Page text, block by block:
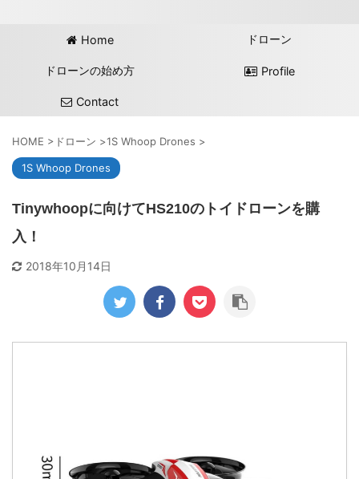
Home ドローン
ドローンの始め方 Profile
Contact
HOME > ドローン >1S Whoop Drones >
1S Whoop Drones
Tinywhoopに向けてHS210のトイドローンを購
入！
2018年10月14日